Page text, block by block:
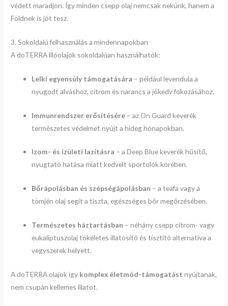
védett maradjon. Így minden csepp olaj nemcsak nekünk, hanem a
Földnek is jót tesz.
3. Sokoldalú felhasználás a mindennapokban
A doTERRA illóolajok sokoldalúan használhatók:
Lelki egyensúly támogatására – például levendula a
nyugodt alváshoz, citrom és narancs a jókedv fokozásához.
Immunrendszer erősítésére – az On Guard keverék
természetes védelmet nyújt a hideg hónapokban.
Izom- és ízületi lazításra – a Deep Blue keverék hűsítő,
nyugtató hatása miatt kedvelt sportolók körében.
Bőrápolásban és szépségápolásban – a teafa vagy a
tömjén olaj segít a tiszta, egészséges bőr megőrzésében.
Természetes háztartásban – néhány csepp citrom- vagy
eukaliptuszolaj tökéletes illatosító és tisztító alternatíva a
vegyszerek helyett.
A doTERRA olajok így komplex életmód-támogatást nyújtanak,
nem csupán kellemes illatot.